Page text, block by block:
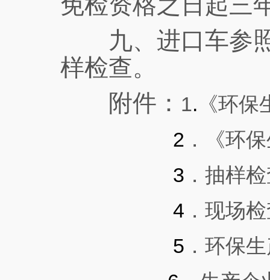
九、进口车参照
样检查。
附件： 1. 《环
2 ．《环
3 ．抽样
4 ．现场
5 ．环保